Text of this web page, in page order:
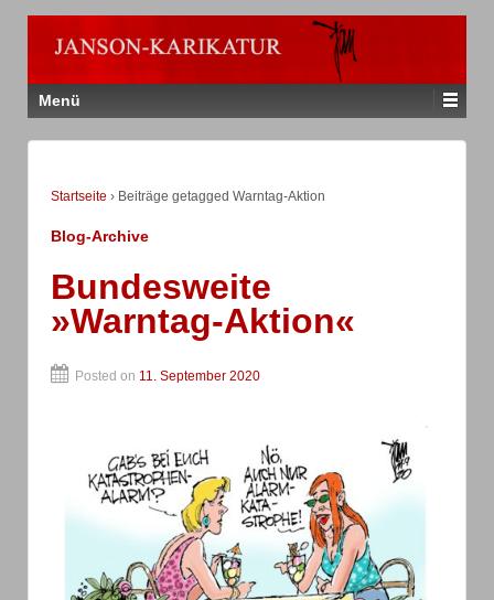
Menü
Startseite › Beiträge getagged Warntag-Aktion
Blog-Archive
Bundesweite
»Warntag-Aktion«
Posted on 11. September 2020